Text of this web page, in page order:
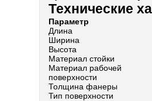
Технические
Параметр
Длина
Ширина
Высота
Материал стойки
Материал рабочей
поверхности
Толщина фанеры
Тип поверхности